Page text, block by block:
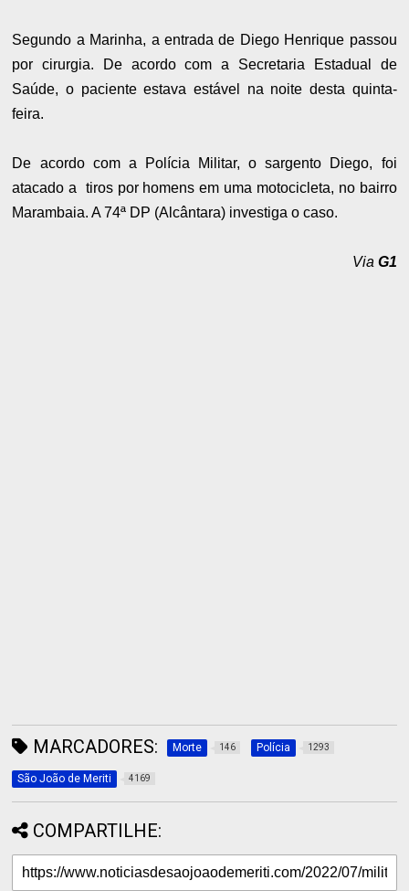
Segundo a Marinha, a entrada de Diego Henrique passou
por cirurgia. De acordo com a Secretaria Estadual de
Saúde, o paciente estava estável na noite desta quinta-
feira.
De acordo com a Polícia Militar, o sargento Diego, foi
atacado a tiros por homens em uma motocicleta, no bairro
Marambaia. A 74ª DP (Alcântara) investiga o caso.
Via G1
MARCADORES: Morte 146 Polícia 1293
São João de Meriti 4169
COMPARTILHE: